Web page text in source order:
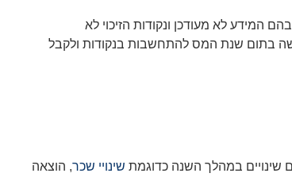
המידע לא מעודכן ונקודות הזיכוי לא
בתום שנת המס להתחשבות בנקודות ולקבל
שינויים במהלך השנה כדוגמת שינויי שכר, הוצאה